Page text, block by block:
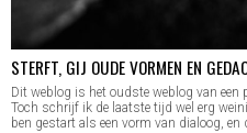
STERFT, GIJ OUDE VORMEN EN
Dit weblog is het oudste weblog van
Toch schrijf ik de laatste tijd wel erg
ben gestart als een vorm van dialoog,